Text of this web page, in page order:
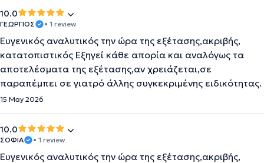
10.0
ΓΕΩΡΓΙΟΣ • 1 review
Ευγενικός αναλυτικός την ώρα της εξέτασης,ακριβής,
κατατοπιστικός Εξηγεί κάθε απορία και αναλόγως τα
αποτελέσματα της εξέτασης,αν χρειάζεται,σε
παραπέμπει σε γιατρό άλλης συγκεκριμένης ειδικότητας.
15 May 2026
10.0
ΣΟΦΙΑ • 1 review
Ευγενικός αναλυτικός την ώρα της εξέτασης,ακριβής,